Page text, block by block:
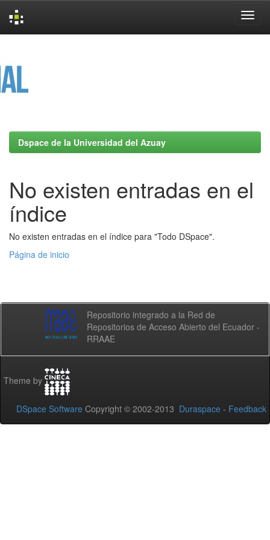
Dspace de la Universidad del Azuay
No existen entradas en el
índice
No existen entradas en el índice para "Todo DSpace".
Página de inicio
Repositorio integrado a la Red de
Repositorios de Acceso Abierto del Ecuador -
RRAAE
Theme by
DSpace Software Copyright © 2002-2013 Duraspace - Feedback